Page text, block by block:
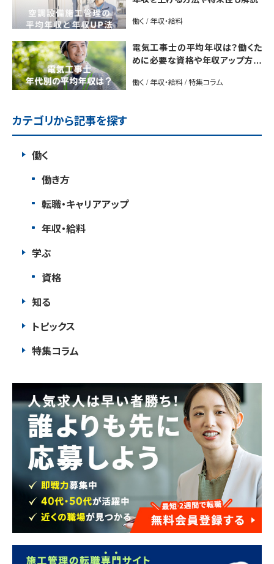
働く / 年収・給料
電気工事士の平均年収は？働くた
めに必要な資格や年収アップ方法
働く / 年収・給料 / 特集コラム
カテゴリから記事を探す
働く
働き方
転職・キャリアアップ
年収・給料
学ぶ
資格
知る
トピックス
特集コラム